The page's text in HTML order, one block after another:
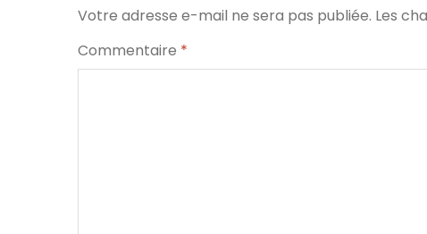
Votre adresse e-mail ne sera pas publiée. Les
Commentaire *